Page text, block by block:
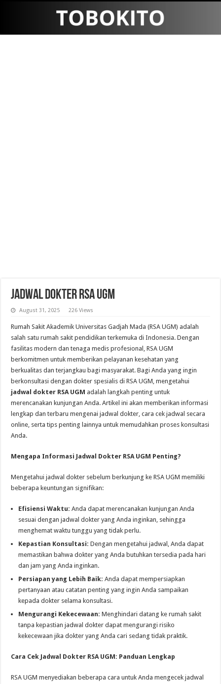
Jadwal Dokter RSA UGM
August 31, 2025 226 Views
Rumah Sakit Akademik Universitas Gadjah Mada (RSA UGM) adalah
salah satu rumah sakit pendidikan terkemuka di Indonesia. Dengan
fasilitas modern dan tenaga medis profesional, RSA UGM
berkomitmen untuk memberikan pelayanan kesehatan yang
berkualitas dan terjangkau bagi masyarakat. Bagi Anda yang ingin
berkonsultasi dengan dokter spesialis di RSA UGM, mengetahui
jadwal dokter RSA UGM adalah langkah penting untuk
merencanakan kunjungan Anda. Artikel ini akan memberikan informasi
lengkap dan terbaru mengenai jadwal dokter, cara cek jadwal secara
online, serta tips penting lainnya untuk memudahkan proses konsultasi
Anda.
Mengapa Informasi Jadwal Dokter RSA UGM Penting?
Mengetahui jadwal dokter sebelum berkunjung ke RSA UGM memiliki
beberapa keuntungan signifikan:
Efisiensi Waktu: Anda dapat merencanakan kunjungan Anda
sesuai dengan jadwal dokter yang Anda inginkan, sehingga
menghemat waktu tunggu yang tidak perlu.
Kepastian Konsultasi: Dengan mengetahui jadwal, Anda dapat
memastikan bahwa dokter yang Anda butuhkan tersedia pada hari
dan jam yang Anda inginkan.
Persiapan yang Lebih Baik: Anda dapat mempersiapkan
pertanyaan atau catatan penting yang ingin Anda sampaikan
kepada dokter selama konsultasi.
Mengurangi Kekecewaan: Menghindari datang ke rumah sakit
tanpa kepastian jadwal dokter dapat mengurangi risiko
kekecewaan jika dokter yang Anda cari sedang tidak praktik.
Cara Cek Jadwal Dokter RSA UGM: Panduan Lengkap
RSA UGM menyediakan beberapa cara untuk Anda mengecek jadwal